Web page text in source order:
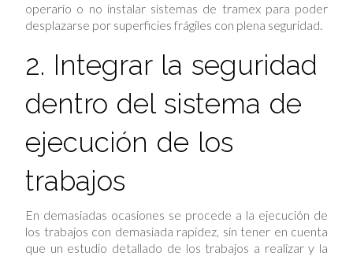
operario o no instalar sistemas de tramex para poder
desplazarse por superficies frágiles con plena seguridad.
2. Integrar la seguridad
dentro del sistema de
ejecución de los
trabajos
En demasiadas ocasiones se procede a la ejecución de
los trabajos con demasiada rapidez, sin tener en cuenta
que un estudio detallado de los trabajos a realizar y la